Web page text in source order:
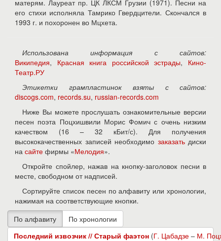
матерям. Лауреат пр. ЦК ЛКСМ Грузии (1971). Песни на
его стихи исполняла Тамрико Гвердцители. Скончался в
1993 г. и похоронен во Мцхета.
Использована информация с сайтов:
Википедия, Красная книга российской эстрады, Кино-
Театр.РУ
Этикетки грампластинок взяты с сайтов:
discogs.com, records.su, russian-records.com
Ниже Вы можете прослушать ознакомительные версии
песен поэта Поцхишвили Морис Фомич с очень низким
качеством (16 – 32 кБит/с). Для получения
высококачественных записей необходимо заказатьдиски
на сайте фирмы «Мелодия».
Откройте спойлер, нажав на кнопку-заголовок песни в
месте, свободном от надписей.
Сортируйте список песен по алфавиту или хронологии,
нажимая на соответствующие кнопки.
Последний извозчик // Старый фаэтон (Г. Цабадзе – М.